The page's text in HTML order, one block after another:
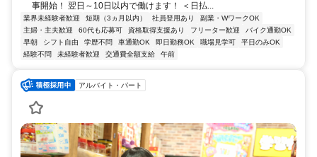
事開始！ 翌日～10日以内で働けます！ ＜日払...
業界未経験者歓迎 短期（3ヵ月以内） 社員登用あり
副業・WワークOK
主婦・主夫歓迎
60代も応募可 資格取得支援あり フリーター歓迎
バイク通勤OK
早朝
シフト自由 学歴不問 車通勤OK 即日勤務OK 職場見学可
平日のみOK
経験不問
未経験者歓迎 交通費全額支給 午前
アルバイト・パート